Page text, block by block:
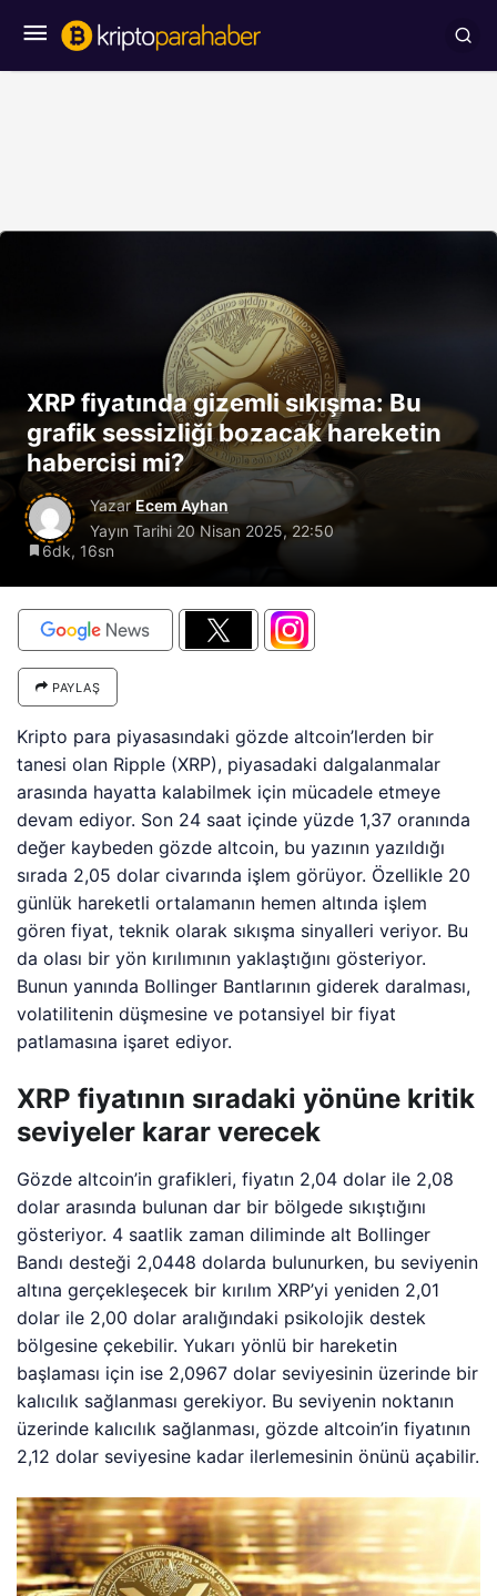
XRP fiyatında gizemli sıkışma: Bu
grafik sessizliği bozacak hareketin
habercisi mi?
YazarEcem Ayhan
Yayın Tarihi 20 Nisan 2025, 22:50
6dk, 16sn
PAYLAŞ
Kripto para piyasasındaki gözde altcoin’lerden bir
tanesi olan Ripple (XRP), piyasadaki dalgalanmalar
arasında hayatta kalabilmek için mücadele etmeye
devam ediyor. Son 24 saat içinde yüzde 1,37 oranında
değer kaybeden gözde altcoin, bu yazının yazıldığı
sırada 2,05 dolar civarında işlem görüyor. Özellikle 20
günlük hareketli ortalamanın hemen altında işlem
gören fiyat, teknik olarak sıkışma sinyalleri veriyor. Bu
da olası bir yön kırılımının yaklaştığını gösteriyor.
Bunun yanında Bollinger Bantlarının giderek daralması,
volatilitenin düşmesine ve potansiyel bir fiyat
patlamasına işaret ediyor.
XRP fiyatının sıradaki yönüne kritik
seviyeler karar verecek
Gözde altcoin’in grafikleri, fiyatın 2,04 dolar ile 2,08
dolar arasında bulunan dar bir bölgede sıkıştığını
gösteriyor. 4 saatlik zaman diliminde alt Bollinger
Bandı desteği 2,0448 dolarda bulunurken, bu seviyenin
altına gerçekleşecek bir kırılım XRP’yi yeniden 2,01
dolar ile 2,00 dolar aralığındaki psikolojik destek
bölgesine çekebilir. Yukarı yönlü bir hareketin
başlaması için ise 2,0967 dolar seviyesinin üzerinde bir
kalıcılık sağlanması gerekiyor. Bu seviyenin noktanın
üzerinde kalıcılık sağlanması, gözde altcoin’in fiyatının
2,12 dolar seviyesine kadar ilerlemesinin önünü açabilir.